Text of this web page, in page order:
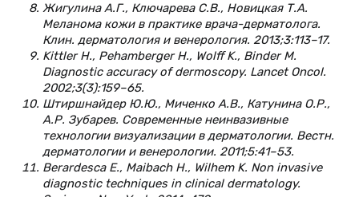
Жигулина А.Г., Ключарева С.В., Новицкая Т.А.
Меланома кожи в практике врача-дерматолога.
Клин. дерматология и венерология. 2013;3:113–17.
Kittler H., Pehamberger H., Wolff K., Binder M.
Diagnostic accuracy of dermoscopy. Lancet Oncol.
2002;3(3):159–65.
Штиршнайдер Ю.Ю., Миченко А.В., Катунина О.Р.,
А.Р. Зубарев. Современные неинвазивные
технологии визуализации в дерматологии. Вестн.
дерматологии и венерологии. 2011;5:41–53.
Berardesca E., Maibach H., Wilhem K. Non invasive
diagnostic techniques in clinical dermatology.